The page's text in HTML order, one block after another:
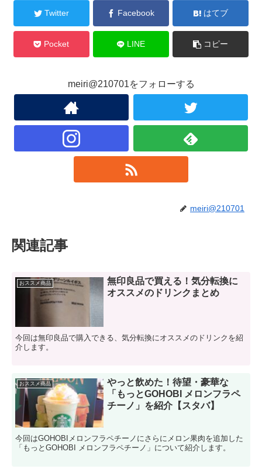
Twitter Facebook はてブ
Pocket LINE コピー
meiri@210701をフォローする
meiri@210701
関連記事
おススメ商品
無印良品で買える！気分転換に
オススメのドリンクまとめ
今回は無印良品で購入できる、気分転換にオススメのドリンクを紹
介します。
おススメ商品
やっと飲めた！待望・豪華な
「もっとGOHOBI メロンフラペ
チーノ」を紹介【スタバ】
今回はGOHOBIメロンフラペチーノにさらにメロン果肉を追加した
「もっとGOHOBI メロンフラペチーノ」について紹介します。